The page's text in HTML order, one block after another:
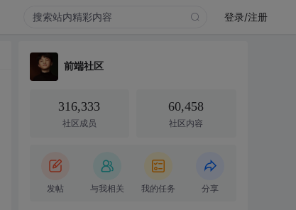
登录/注册
前端社区
316,333
社区成员
60,458
社区内容
发帖 与我相关 我的任务 分享